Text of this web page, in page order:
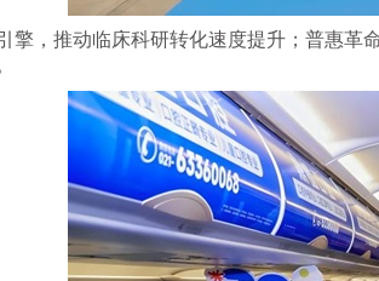
擎，推动临床科研转化速度提升；普惠